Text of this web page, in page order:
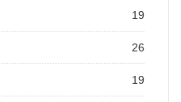
19
26
19